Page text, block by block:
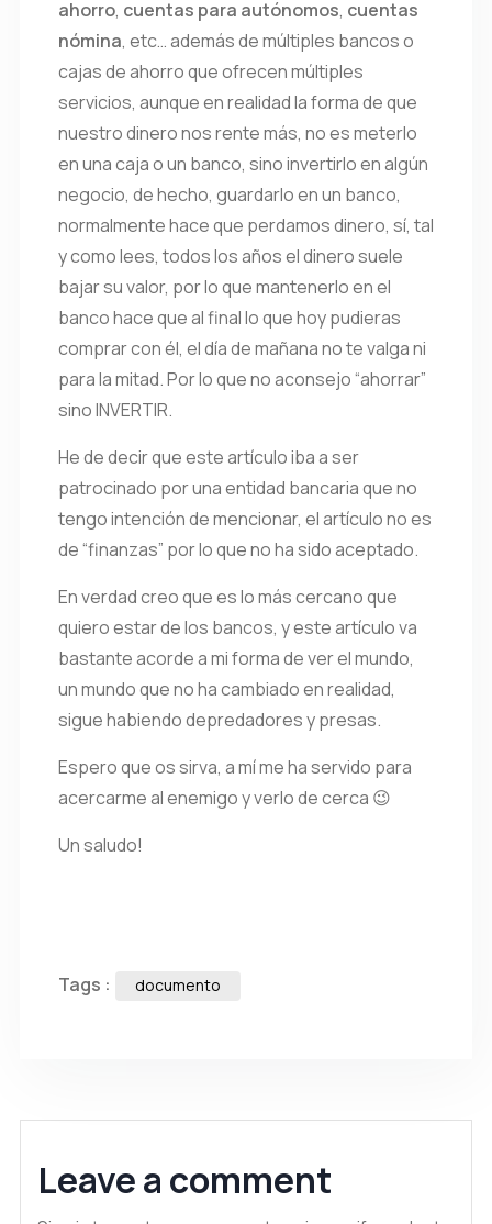
ahorro, cuentas para autónomos, cuentas
nómina, etc… además de múltiples bancos o
cajas de ahorro que ofrecen múltiples
servicios, aunque en realidad la forma de que
nuestro dinero nos rente más, no es meterlo
en una caja o un banco, sino invertirlo en algún
negocio, de hecho, guardarlo en un banco,
normalmente hace que perdamos dinero, sí, tal
y como lees, todos los años el dinero suele
bajar su valor, por lo que mantenerlo en el
banco hace que al final lo que hoy pudieras
comprar con él, el día de mañana no te valga ni
para la mitad. Por lo que no aconsejo “ahorrar”
sino INVERTIR.
He de decir que este artículo iba a ser
patrocinado por una entidad bancaria que no
tengo intención de mencionar, el artículo no es
de “finanzas” por lo que no ha sido aceptado.
En verdad creo que es lo más cercano que
quiero estar de los bancos, y este artículo va
bastante acorde a mi forma de ver el mundo,
un mundo que no ha cambiado en realidad,
sigue habiendo depredadores y presas.
Espero que os sirva, a mí me ha servido para
acercarme al enemigo y verlo de cerca 😉
Un saludo!
Tags : documento
Leave a comment